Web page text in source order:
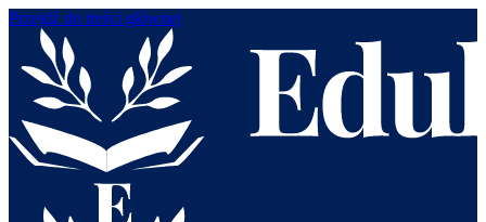
Przejdź do treści głównej